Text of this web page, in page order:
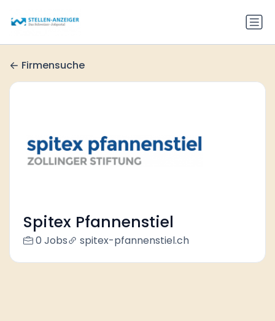
Firmensuche
Spitex Pfannenstiel
0 Jobs spitex-pfannenstiel.ch